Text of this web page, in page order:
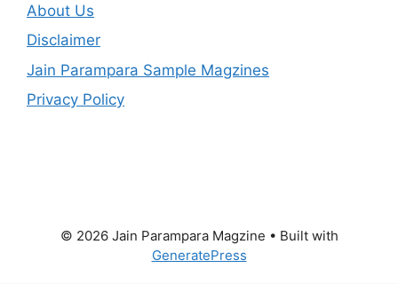
About Us
Disclaimer
Jain Parampara Sample Magzines
Privacy Policy
© 2026 Jain Parampara Magzine • Built with
GeneratePress